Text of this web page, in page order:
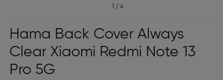
1 / 4
Hama Back Cover Always
Clear Xiaomi Redmi Note 13
Pro 5G